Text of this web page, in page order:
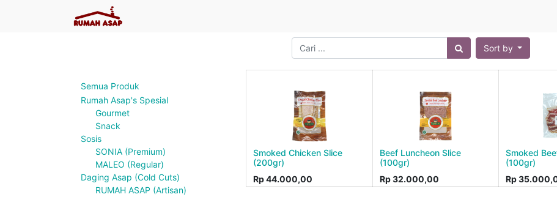
Sort by
Semua Produk
Rumah Asap's Spesial
Gourmet
Snack
Sosis
SONIA (Premium)
MALEO (Regular)
Daging Asap (Cold Cuts)
RUMAH ASAP (Artisan)
Smoked Chicken Slice
(200gr)
Rp44.000,00
Beef Luncheon Slice
(100gr)
Rp32.000,00
Smoked
(100gr)
Rp